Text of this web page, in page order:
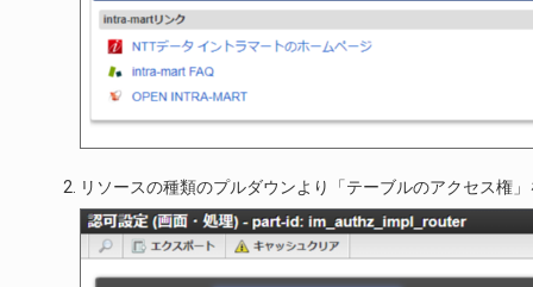
リソースの種類のプルダウンより「テーブルのアクセス権